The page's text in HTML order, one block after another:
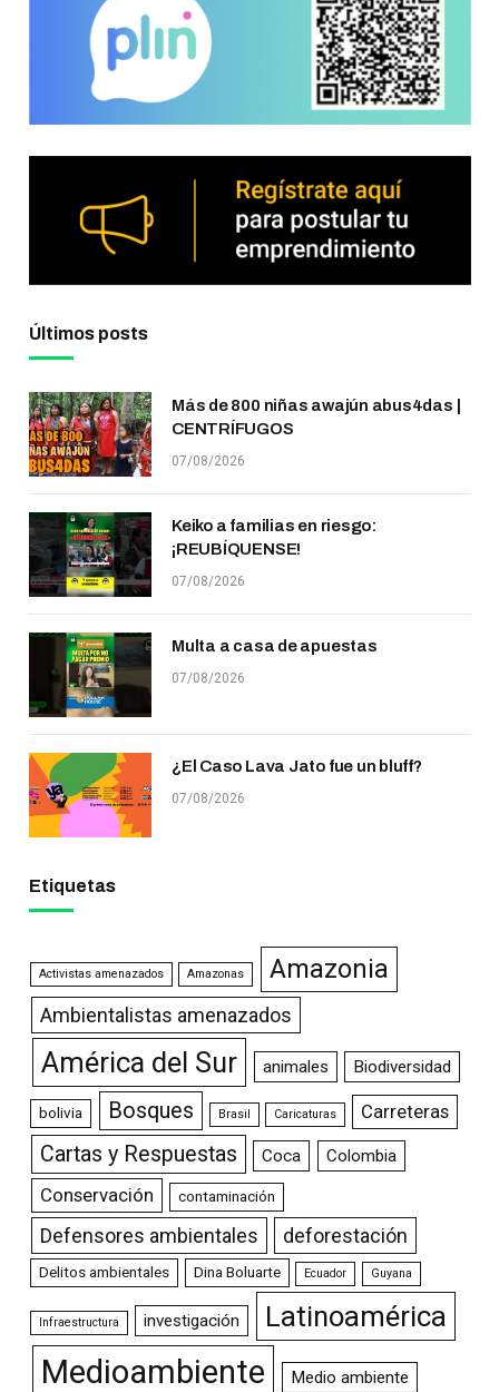
Últimos posts
Más de 800 niñas awajún abus4das |
CENTRÍFUGOS
07/08/2026
Keiko a familias en riesgo:
¡REUBÍQUENSE!
07/08/2026
Multa a casa de apuestas
07/08/2026
¿El Caso Lava Jato fue un bluff?
07/08/2026
Etiquetas
Activistas amenazados Amazonas Amazonia
Ambientalistas amenazados
América del Sur animales Biodiversidad
bolivia Bosques Brasil Caricaturas Carreteras
Cartas y Respuestas Coca Colombia
Conservación contaminación
Defensores ambientales deforestación
Delitos ambientales Dina Boluarte Ecuador Guyana
Infraestructura investigación Latinoamérica
Medioambiente Medio ambiente